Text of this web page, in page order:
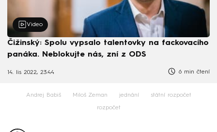
Video
Čižinský: Spolu vypsalo talentovky na fackovacího
panáka. Neblokujte nás, zní z ODS
14. lis 2022, 23:44 6 min čtení
Andrej Babiš Miloš Zeman jednání státní rozpočet
rozpočet